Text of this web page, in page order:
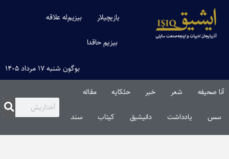
یازیچیلار بیزیم‌له علاقه
بیزیم حاقدا
بوگون شنبه ۱۷ مرداد ۱۴۰۵
آنا صحیفه شعر خبر حئکایه مقاله‌
سس یادداشت دانیشیق کیتاب سند